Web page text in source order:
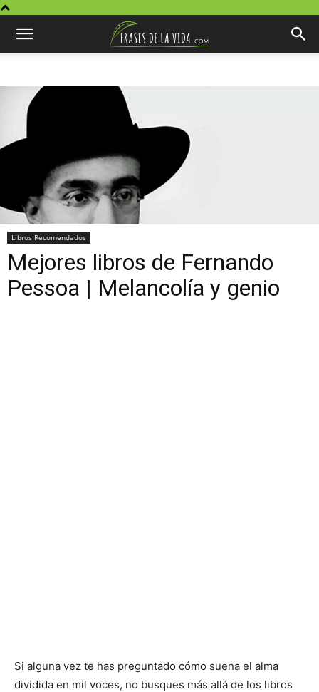
Libros Recomendados
Mejores libros de Fernando
Pessoa | Melancolía y genio
Si alguna vez te has preguntado cómo suena el alma
dividida en mil voces, no busques más allá de los libros